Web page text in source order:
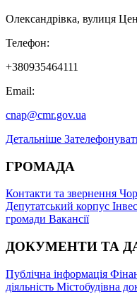
Олександрівка, вулиця
Телефон:
+380935464111
Email:
cnap@cmr.gov.ua
Детальніше
ГРОМАДА
Контакти та звернення
Депутатський корпус
громади Вакансії
ДОКУМЕНТИ ТА
Публічна інформація
діяльність Містобудівна